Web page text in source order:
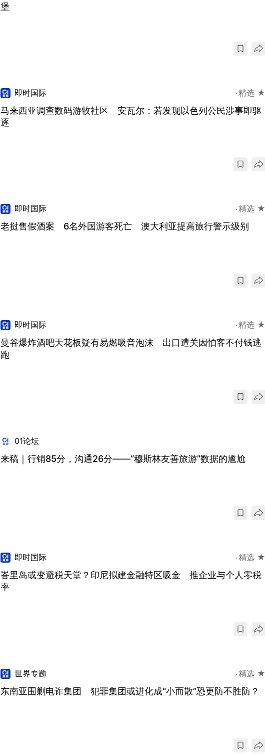
堡
即时国际 精选 ★
马来西亚调查数码游牧社区 安瓦尔：若发现以色列公民涉事即驱
逐
即时国际 精选 ★
老挝售假酒案 6名外国游客死亡 澳大利亚提高旅行警示级别
即时国际 精选 ★
曼谷爆炸酒吧天花板疑有易燃吸音泡沫 出口遭关因怕客不付钱逃
跑
01论坛
来稿｜行销85分，沟通26分——“穆斯林友善旅游”数据的尴尬
即时国际 精选 ★
峇里岛或变避税天堂？印尼拟建金融特区吸金 推企业与个人零税
率
世界专题 精选 ★
东南亚围剿电诈集团 犯罪集团或进化成“小而散”恐更防不胜防？